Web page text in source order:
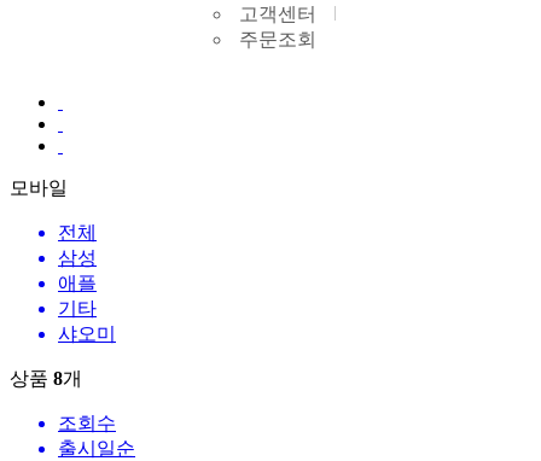
고객센터
주문조회
모바일
전체
삼성
애플
기타
샤오미
상품 8개
조회수
출시일순